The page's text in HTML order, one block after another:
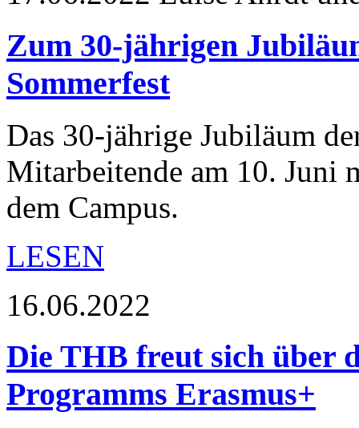
Zum 30-jährigen
Sommerfest
Das 30-jährige Jubiläum
Mitarbeitende am 10. Juni
dem Campus.
LESEN
16.06.2022
Die THB freut sich über
Programms Erasmus+